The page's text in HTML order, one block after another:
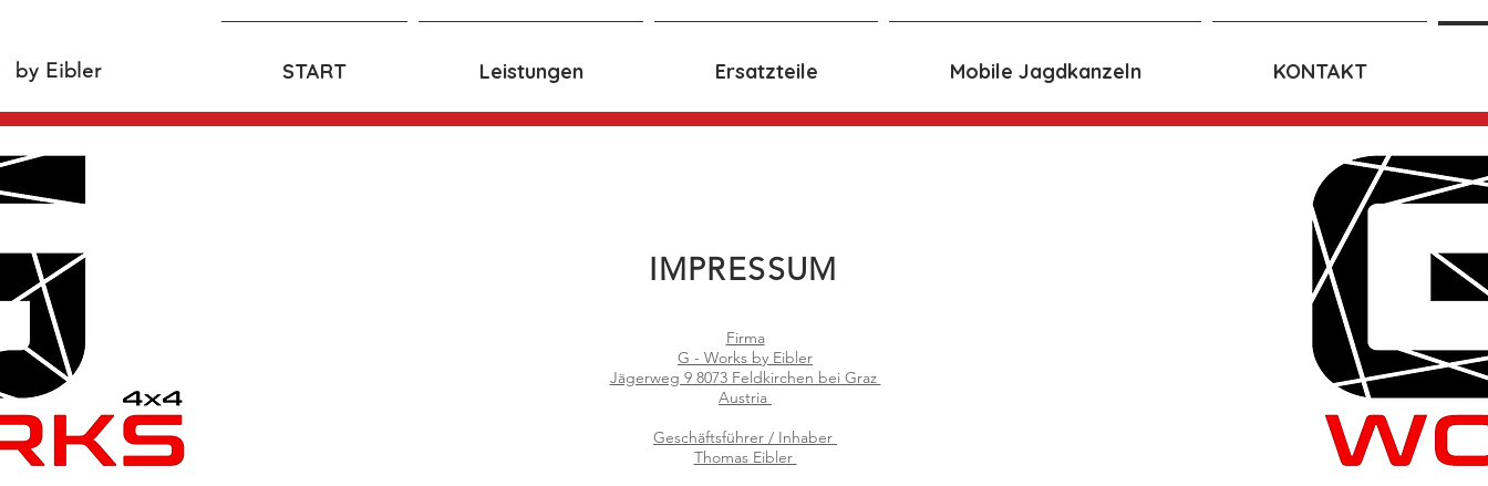
by Eibler START Leistungen Ersatzteile Mobile Jagdkanzeln KONTAKT
IMPRESSUM
Firma
G - Works by Eibler
Jägerweg 9 8073 Feldkirchen bei Graz
Austria
Geschäftsführer / Inhaber
Thomas Eibler